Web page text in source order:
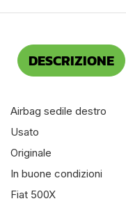
DESCRIZIONE
Airbag sedile destro
Usato
Originale
In buone condizioni
Fiat 500X